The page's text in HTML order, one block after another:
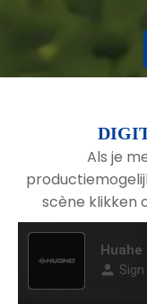
Als je
scène klikken